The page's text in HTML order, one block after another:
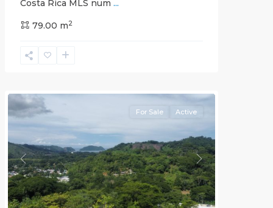
Costa Rica MLS num ...
79.00 m2
Previous Next
For Sale Active